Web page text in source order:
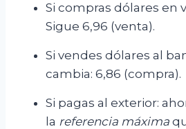
Si compras dólares en
Sigue 6,96 (venta).
Si vendes dólares al
cambia: 6,86 (compra).
Si pagas al exterior:
la referencia máxima